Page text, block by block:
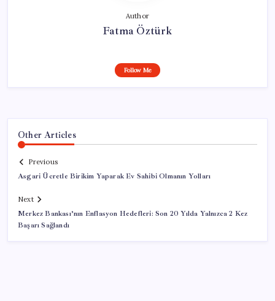
Author
Fatma Öztürk
Follow Me
Other Articles
Previous
Asgari Ücretle Birikim Yaparak Ev Sahibi Olmanın Yolları
Next
Merkez Bankası’nın Enflasyon Hedefleri: Son 20 Yılda Yalnızca 2 Kez
Başarı Sağlandı